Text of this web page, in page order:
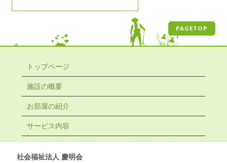
PAGETOP
トップページ
施設の概要
お部屋の紹介
サービス内容
社会福祉法人 慶明会